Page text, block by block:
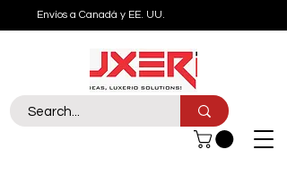
Envíos a Canadá y EE. UU.